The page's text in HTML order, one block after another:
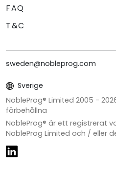
FAQ
T&C
sweden@nobleprog.com
Sverige
NobleProg® Limited 2005 -
förbehållna
NobleProg® är ett registrerat
NobleProg Limited och / eller